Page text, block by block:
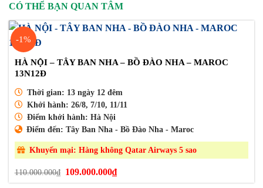
CÓ THỂ BẠN QUAN TÂM
-1%
HÀ NỘI – TÂY BAN NHA – BỒ ĐÀO NHA – MAROC
13N12Đ
Thời gian: 13 ngày 12 đêm
Khởi hành: 26/8, 7/10, 11/11
Điểm khởi hành: Hà Nội
Điểm đến: Tây Ban Nha - Bồ Đào Nha - Maroc
Khuyến mại: Hàng không Qatar Airways 5 sao
110.000.000₫
Giá
là:
109.000.000₫Giá
hiện
tại